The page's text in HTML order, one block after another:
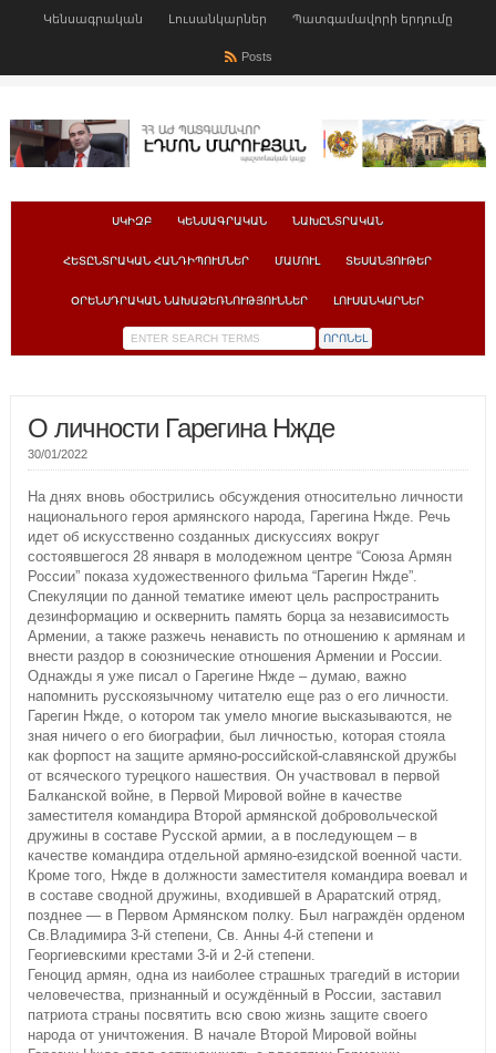
Կենսագրական Լուսանկարներ Պատգամավորի երդումը
Posts
ՍԿԻԶԲ ԿԵՆՍԱԳՐԱԿԱՆ ՆԱԽԸՆՏՐԱԿԱՆ
ՀԵՏԸՆՏՐԱԿԱՆ ՀԱՆԴԻՊՈՒՄՆԵՐ ՄԱՄՈՒԼ ՏԵՍԱՆՅՈՒԹԵՐ
ՕՐԵՆՍԴՐԱԿԱՆ ՆԱԽԱՁԵՌՆՈՒԹՅՈՒՆՆԵՐ ԼՈՒՍԱՆԿԱՐՆԵՐ
О личности Гарегина Нжде
30/01/2022
На днях вновь обострились обсуждения относительно личности
национального героя армянского народа, Гарегина Нжде. Речь
идет об искусственно созданных дискуссиях вокруг
состоявшегося 28 января в молодежном центре “Союза Армян
России” показа художественного фильма “Гарегин Нжде”.
Спекуляции по данной тематике имеют цель распространить
дезинформацию и осквернить память борца за независимость
Армении, а также разжечь ненависть по отношению к армянам и
внести раздор в союзнические отношения Армении и России.
Однажды я уже писал о Гарегине Нжде – думаю, важно
напомнить русскоязычному читателю еще раз о его личности.
Гарегин Нжде, о котором так умело многие высказываются, не
зная ничего о его биографии, был личностью, которая стояла
как форпост на защите армяно-российской-славянской дружбы
от всяческого турецкого нашествия. Он участвовал в первой
Балканской войне, в Первой Мировой войне в качестве
заместителя командира Второй армянской добровольческой
дружины в составе Русской армии, а в последующем – в
качестве командира отдельной армяно-езидской военной части.
Кроме того, Нжде в должности заместителя командира воевал и
в составе сводной дружины, входившей в Араратский отряд,
позднее — в Первом Армянском полку. Был награждён орденом
Св.Владимира 3-й степени, Св. Анны 4-й степени и
Георгиевскими крестами 3-й и 2-й степени.
Геноцид армян, одна из наиболее страшных трагедий в истории
человечества, признанный и осуждённый в России, заставил
патриота страны посвятить всю свою жизнь защите своего
народа от уничтожения. В начале Второй Мировой войны